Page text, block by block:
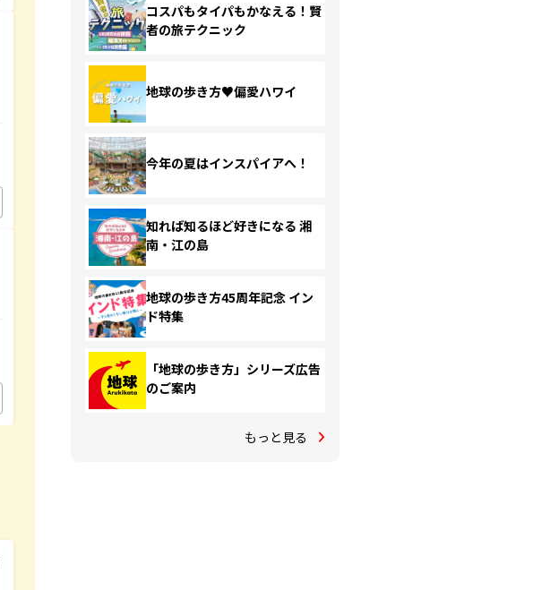
コスパもタイパもかなえる！賢
者の旅テクニック
地球の歩き方♥偏愛ハワイ
今年の夏はインスパイアへ！
知れば知るほど好きになる 湘
南・江の島
地球の歩き方45周年記念 イン
ド特集
「地球の歩き方」シリーズ広告
のご案内
もっと見る